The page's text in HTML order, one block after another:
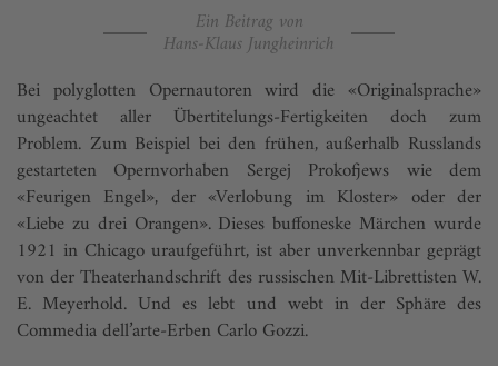
Ein Beitrag von
Hans-Klaus Jungheinrich
Bei polyglotten Opernautoren wird die «Originalsprache»
ungeachtet aller Übertitelungs-Fertigkeiten doch zum
Problem. Zum Beispiel bei den frühen, außerhalb Russlands
gestarteten Opernvorhaben Sergej Prokofjews wie dem
«Feurigen Engel», der «Verlobung im Kloster» oder der
«Liebe zu drei Orangen». Dieses buffoneske Märchen wurde
1921 in Chicago uraufgeführt, ist aber unverkennbar geprägt
von der Theaterhandschrift des russischen Mit-Librettisten W.
E. Meyerhold. Und es lebt und webt in der Sphäre des
Commedia dell’arte-Erben Carlo Gozzi.